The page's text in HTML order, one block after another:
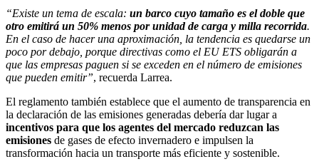
“Existe un tema de escala: un barco cuyo tamaño es el doble que
otro emitirá un 50% menos por unidad de carga y milla recorrida.
En el caso de hacer una aproximación, la tendencia es quedarse un
poco por debajo, porque directivas como el EU ETS obligarán a
que las empresas paguen si se exceden en el número de emisiones
que pueden emitir”, recuerda Larrea.
El reglamento también establece que el aumento de transparencia en
la declaración de las emisiones generadas debería dar lugar a
incentivos para que los agentes del mercado reduzcan las
emisiones de gases de efecto invernadero e impulsen la
transformación hacia un transporte más eficiente y sostenible.